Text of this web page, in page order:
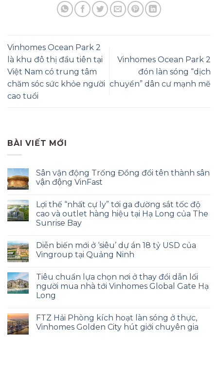
Vinhomes Ocean Park 2
là khu đô thị đầu tiên tại
Việt Nam có trung tâm
chăm sóc sức khỏe người
cao tuổi
Vinhomes Ocean Park 2
đón làn sóng “dịch
chuyển” dân cư mạnh mẽ
BÀI VIẾT MỚI
Sân vận động Trống Đồng đổi tên thành sân
vận động VinFast
Lợi thế “nhất cự ly” tới ga đường sắt tốc độ
cao và outlet hàng hiệu tại Hạ Long của The
Sunrise Bay
Diễn biến mới ở ‘siêu’ dự án 18 tỷ USD của
Vingroup tại Quảng Ninh
Tiêu chuẩn lựa chọn nơi ở thay đổi dẫn lối
người mua nhà tới Vinhomes Global Gate Hạ
Long
FTZ Hải Phòng kích hoạt làn sóng ở thực,
Vinhomes Golden City hút giới chuyên gia